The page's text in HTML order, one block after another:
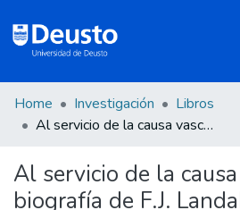
DeustoTeka
Communities
&
Home Investigación
Libros
Al servicio de la causa vasca: biografía de F.J. Landaburu (1907-1963)
Al servicio de la
biografía de F.J.